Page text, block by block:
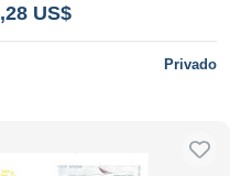
US$
Privado